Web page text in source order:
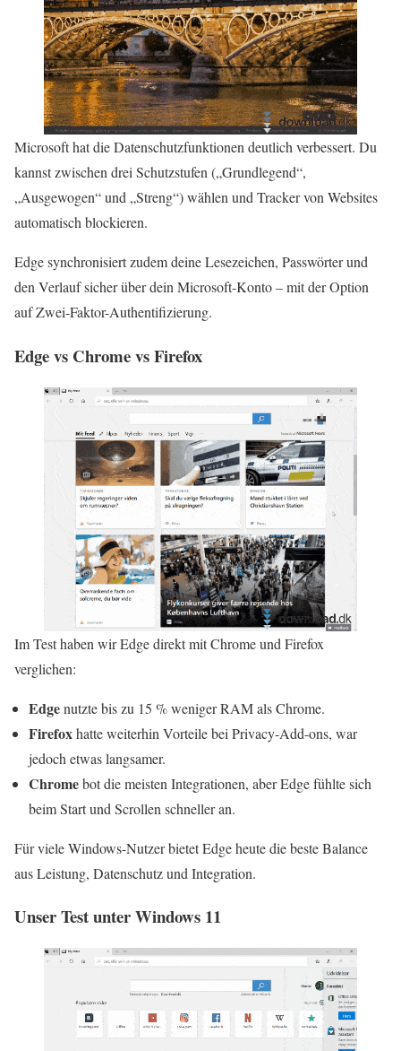
Microsoft hat die Datenschutzfunktionen deutlich verbessert. Du
kannst zwischen drei Schutzstufen („Grundlegend“,
„Ausgewogen“ und „Streng“) wählen und Tracker von Websites
automatisch blockieren.
Edge synchronisiert zudem deine Lesezeichen, Passwörter und
den Verlauf sicher über dein Microsoft-Konto – mit der Option
auf Zwei-Faktor-Authentifizierung.
Edge vs Chrome vs Firefox
Im Test haben wir Edge direkt mit Chrome und Firefox
verglichen:
Edgenutzte bis zu 15 % weniger RAM als Chrome.
Firefoxhatte weiterhin Vorteile bei Privacy-Add-ons, war
jedoch etwas langsamer.
Chromebot die meisten Integrationen, aber Edge fühlte sich
beim Start und Scrollen schneller an.
Für viele Windows-Nutzer bietet Edge heute die beste Balance
aus Leistung, Datenschutz und Integration.
Unser Test unter Windows 11